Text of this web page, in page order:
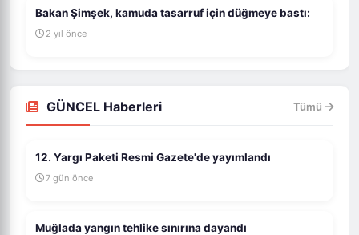
Bakan Şimşek, kamuda tasarruf için düğmeye bastı:
2 yıl önce
GÜNCEL Haberleri Tümü
12. Yargı Paketi Resmi Gazete'de yayımlandı
7 gün önce
Muğlada yangın tehlike sınırına dayandı